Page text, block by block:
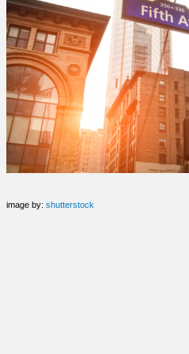
image by:shutterstock